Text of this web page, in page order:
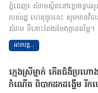
ភ្នំពេញ៖ សំរាម​ស្ថិត​នៅក្លោងទ្វា
របស់រដ្ឋ ហេតុដូចនេះ សូមមានវិ
សំរាម ទីនោះតែងរមែងគ្មានតម្
អានបន្ត...
ក្មេងស្រីម្នាក់ កើតជំងឺប្រហ
កំណើត ពិបាកដកដង្ហើម រីក